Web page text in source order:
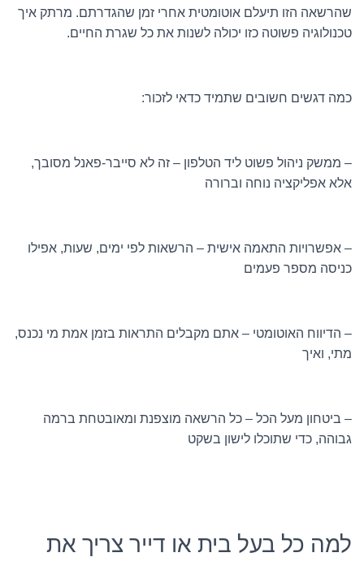
שהרשאה הזו תיעלם אוטומטית אחרי זמן שהגדרתם. מרתק איך
טכנולוגיה פשוטה כזו יכולה לשנות את כל שגרת החיים.
כמה דגשים חשובים שתמיד כדאי לזכור:
– ממשק ניהול פשוט ליד הטלפון – זה לא סייבר-פאנל מסובך,
אלא אפליקציה נוחה וברורה
– אפשרויות התאמה אישית – הרשאות לפי ימים, שעות, אפילו
כניסה מספר פעמים
– הדיווח האוטומטי – אתם מקבלים התראות בזמן אמת מי נכנס,
מתי, ואיך
– ביטחון מעל הכל – כל הרשאה מוצפנת ומאובטחת ברמה
גבוהה, כדי שתוכלו לישון בשקט
למה כל בעל בית או דייר צריך את